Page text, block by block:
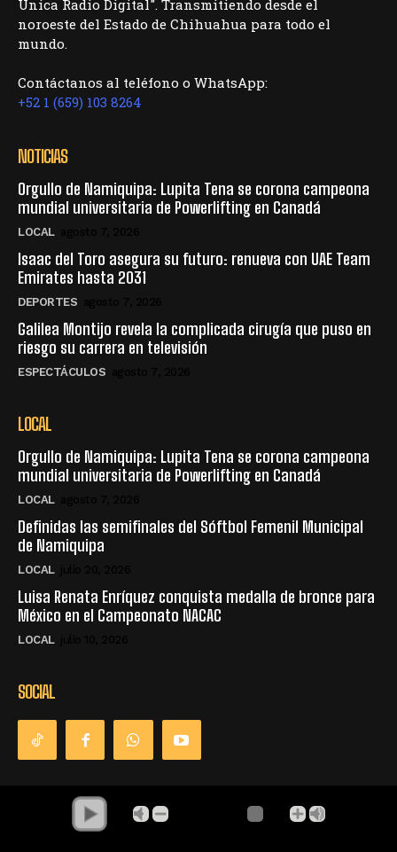
Única Radio Digital". Transmitiendo desde el
noroeste del Estado de Chihuahua para todo el
mundo.
Contáctanos al teléfono o WhatsApp:
+52 1 (659) 103 8264
NOTICIAS
Orgullo de Namiquipa: Lupita Tena se corona campeona
mundial universitaria de Powerlifting en Canadá
LOCAL
Isaac del Toro asegura su futuro: renueva con UAE Team
Emirates hasta 2031
DEPORTES
Galilea Montijo revela la complicada cirugía que puso en
riesgo su carrera en televisión
ESPECTÁCULOS
LOCAL
Orgullo de Namiquipa: Lupita Tena se corona campeona
mundial universitaria de Powerlifting en Canadá
LOCAL
Definidas las semifinales del Sóftbol Femenil Municipal
de Namiquipa
LOCAL
Luisa Renata Enríquez conquista medalla de bronce para
México en el Campeonato NACAC
LOCAL
SOCIAL
© Derechos Reservados - La Única Radio - Namiquipa Chihuahua,